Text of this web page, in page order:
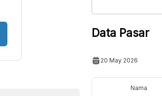
Data Pasar
20 May 2026
Nama